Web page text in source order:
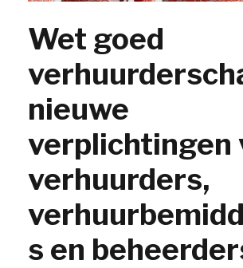
Wet goed
nieuwe
verplichtingen
verhuurders,
s en